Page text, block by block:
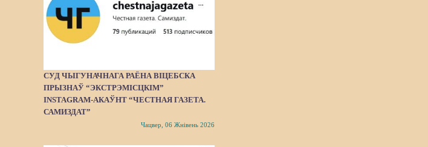
СУД ЧЫГУНАЧНАГА РАЁНА ВІЦЕБСКА
ПРЫЗНАЎ “ЭКСТРЭМІСЦКІМ”
INSTAGRAM-АКАЎНТ “ЧЕСТНАЯ ГАЗЕТА.
САМИЗДАТ”
Чацвер, 06 Жнівень 2026